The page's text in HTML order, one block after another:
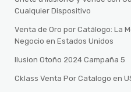
Cualquier Dispositivo
Venta de Oro por Catálogo: La
Negocio en Estados Unidos
Ilusion Otoño 2024 Campaña 5
Cklass Venta Por Catalogo en